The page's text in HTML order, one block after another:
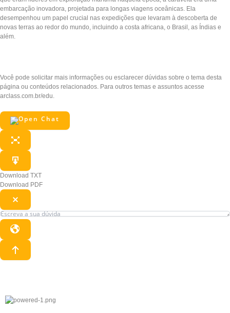
embarcação inovadora, projetada para longas viagens oceânicas. Ela
desempenhou um papel crucial nas expedições que levaram à descoberta de
novas terras ao redor do mundo, incluindo a costa africana, o Brasil, as Índias e
além.
Você pode solicitar mais informações ou esclarecer dúvidas sobre o tema desta
página ou conteúdos relacionados. Para outros temas e assuntos acesse
arclass.com.br/edu.
Download TXT
Download PDF